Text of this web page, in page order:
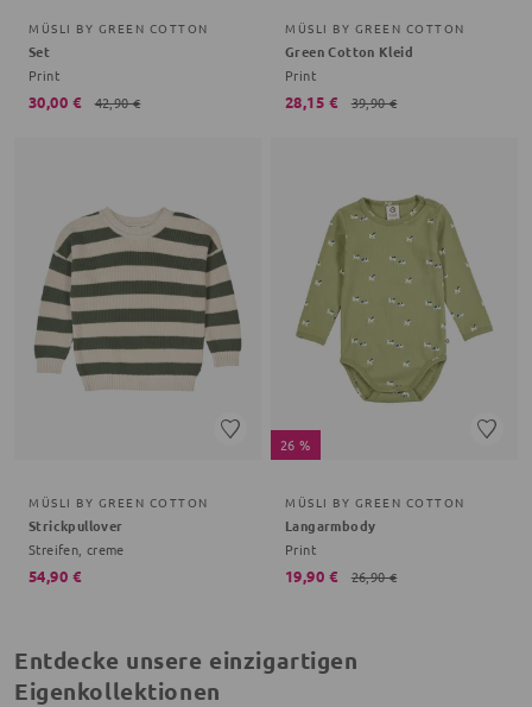
MÜSLI BY GREEN COTTON
Set
Print
30,00 € 42,90 €
MÜSLI BY GREEN COTTON
Green Cotton Kleid
Print
28,15 € 39,90 €
MÜSLI BY GREEN COTTON
Strickpullover
Streifen, creme
54,90 €
26 %
MÜSLI BY GREEN COTTON
Langarmbody
Print
19,90 € 26,90 €
Entdecke unsere einzigartigen
Eigenkollektionen